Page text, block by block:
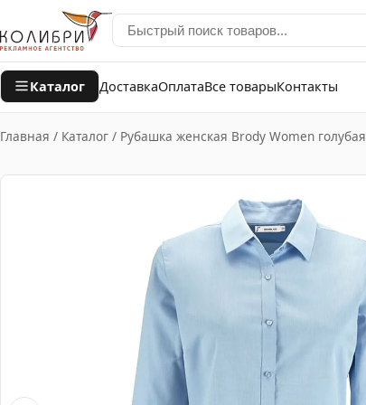
Каталог ДоставкаОплатаВсе товарыКонтакты
Главная / Каталог / Рубашка женская Brody Women голубая